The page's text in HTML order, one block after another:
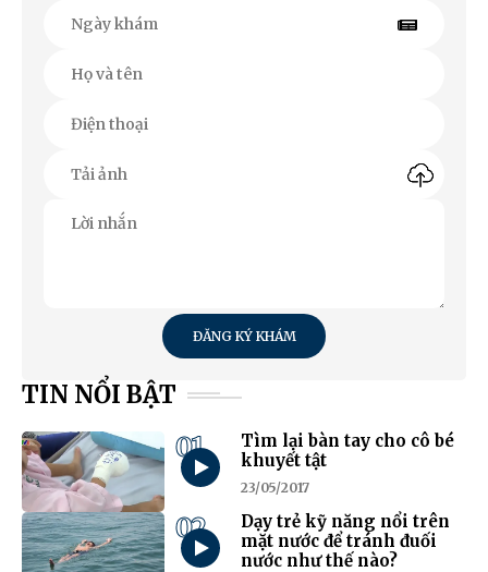
ĐĂNG KÝ KHÁM
TIN NỔI BẬT
01
Tìm lại bàn tay cho cô bé
khuyết tật
23/05/2017
02
Dạy trẻ kỹ năng nổi trên
mặt nước để tránh đuối
nước như thế nào?